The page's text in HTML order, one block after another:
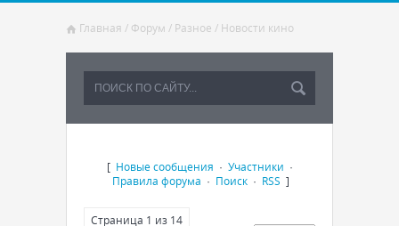
Главная / Форум / Разное / Новости кино
[ Новые сообщения · Участники ·
Правила форума · Поиск · RSS ]
Страница 1 из 14